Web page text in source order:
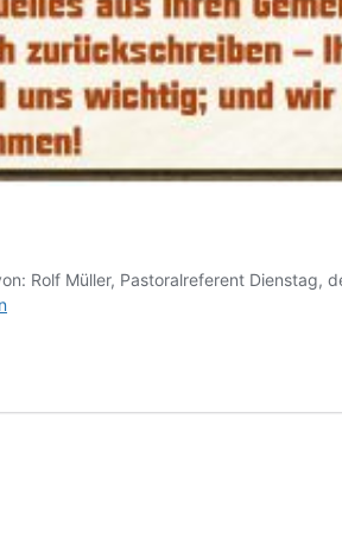
Rolf Müller, Pastoralreferent Dienstag,